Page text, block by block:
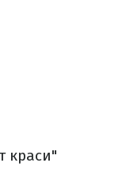
краси"